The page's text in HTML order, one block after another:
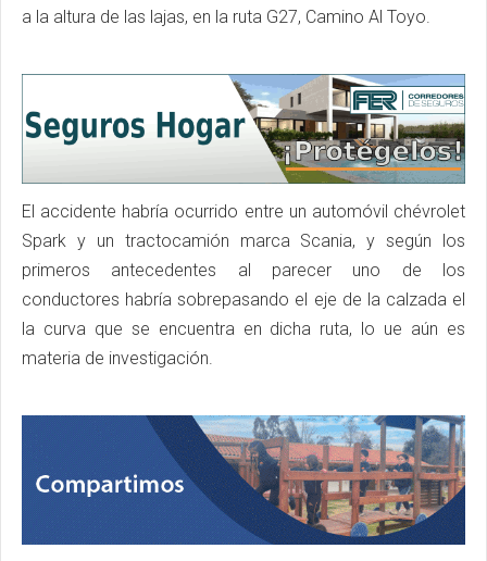
a la altura de las lajas, en la ruta G27, Camino Al Toyo.
El accidente habría ocurrido entre un automóvil chévrolet
Spark y un tractocamión marca Scania, y según los
primeros antecedentes al parecer uno de los
conductores habría sobrepasando el eje de la calzada el
la curva que se encuentra en dicha ruta, lo ue aún es
materia de investigación.